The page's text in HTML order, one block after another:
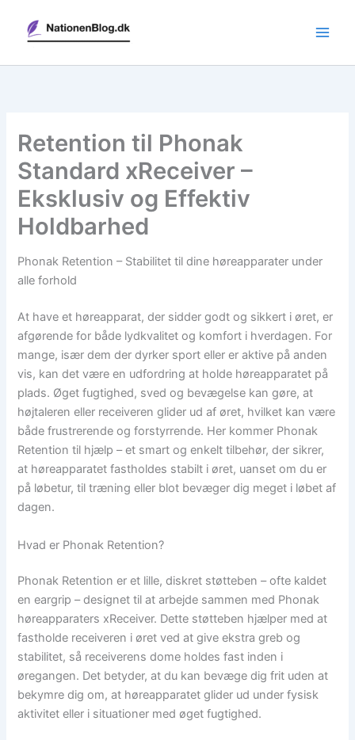
indholdet
Retention til Phonak
Standard xReceiver –
Eksklusiv og Effektiv
Holdbarhed
Phonak Retention – Stabilitet til dine høreapparater under
alle forhold
At have et høreapparat, der sidder godt og sikkert i øret, er
afgørende for både lydkvalitet og komfort i hverdagen. For
mange, især dem der dyrker sport eller er aktive på anden
vis, kan det være en udfordring at holde høreapparatet på
plads. Øget fugtighed, sved og bevægelse kan gøre, at
højtaleren eller receiveren glider ud af øret, hvilket kan være
både frustrerende og forstyrrende. Her kommer Phonak
Retention til hjælp – et smart og enkelt tilbehør, der sikrer,
at høreapparatet fastholdes stabilt i øret, uanset om du er
på løbetur, til træning eller blot bevæger dig meget i løbet af
dagen.
Hvad er Phonak Retention?
Phonak Retention er et lille, diskret støtteben – ofte kaldet
en eargrip – designet til at arbejde sammen med Phonak
høreapparaters xReceiver. Dette støtteben hjælper med at
fastholde receiveren i øret ved at give ekstra greb og
stabilitet, så receiverens dome holdes fast inden i
øregangen. Det betyder, at du kan bevæge dig frit uden at
bekymre dig om, at høreapparatet glider ud under fysisk
aktivitet eller i situationer med øget fugtighed.